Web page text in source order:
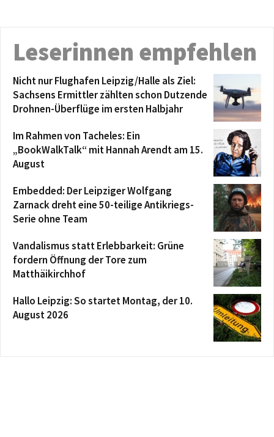
Leserinnen empfehlen
Nicht nur Flughafen Leipzig/Halle als Ziel:
Sachsens Ermittler zählten schon Dutzende
Drohnen-Überflüge im ersten Halbjahr
Im Rahmen von Tacheles: Ein
„BookWalkTalk“ mit Hannah Arendt am 15.
August
Embedded: Der Leipziger Wolfgang
Zarnack dreht eine 50-teilige Antikriegs-
Serie ohne Team
Vandalismus statt Erlebbarkeit: Grüne
fordern Öffnung der Tore zum
Matthäikirchhof
Hallo Leipzig: So startet Montag, der 10.
August 2026